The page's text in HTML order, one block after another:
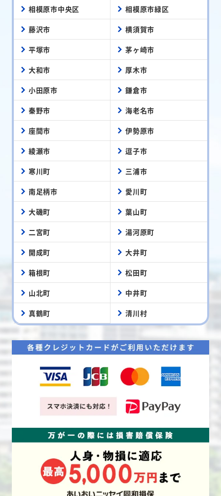
相模原市中央区 相模原市緑区
藤沢市 横須賀市
平塚市 茅ヶ崎市
大和市 厚木市
小田原市 鎌倉市
秦野市 海老名市
座間市 伊勢原市
綾瀬市 逗子市
寒川町 三浦市
南足柄市 愛川町
大磯町 葉山町
二宮町 湯河原町
開成町 大井町
箱根町 松田町
山北町 中井町
真鶴町 清川村